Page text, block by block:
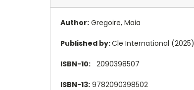
Author: Gregoire, Maia
Published by:Cle International (2025)
ISBN-10: 2090398507
ISBN-13: 9782090398502